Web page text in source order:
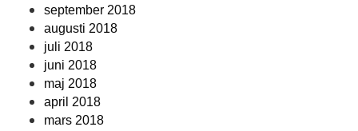
september 2018
augusti 2018
juli 2018
juni 2018
maj 2018
april 2018
mars 2018